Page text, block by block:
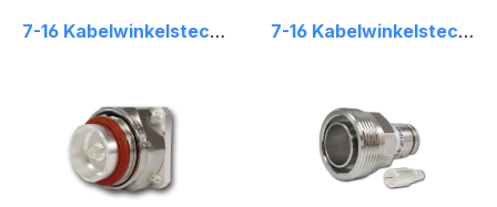
7-16 Kabelwinkelstecker 7-16 Kabelwinkelstecker Crimp